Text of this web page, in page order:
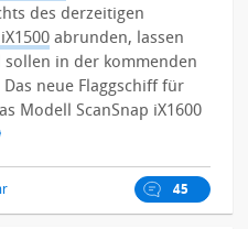
des derzeitigen
abrunden, lassen
sollen in der kommenden
Das neue Flaggschiff für
Modell ScanSnap iX1600
45